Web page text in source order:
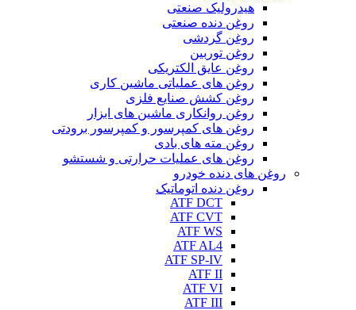
هیدرولیک صنعتی
روغن دنده صنعتی
روغن گردشی
روغن توربین
روغن عایق الکتریکی
روغن های عملیاتی ماشین کاری
روغن کشش صنایع فلزی
روغن روانکاری ماشین های ابزار
روغن های کمپرسور و کمپرسور برودتی
روغن مته های بادی
روغن های عملیات حرارتی و شستشو
روغن های دنده خودرو
روغن دنده اتوماتیک
ATF DCT
ATF CVT
ATF WS
ATF AL4
ATF SP-IV
ATF II
ATF VI
ATF III